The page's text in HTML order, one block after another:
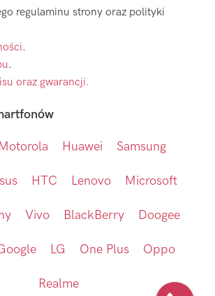
regulaminu strony oraz polityki
.
.
oraz gwarancji.
Motorola Huawei Samsung
HTC Lenovo Microsoft
Vivo BlackBerry Doogee
LG One Plus Oppo
Realme